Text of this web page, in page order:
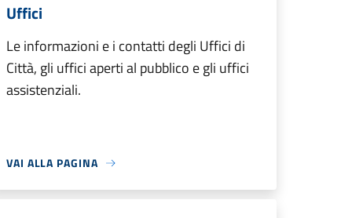
Uffici
Le informazioni e i contatti degli Uffici di
Città, gli uffici aperti al pubblico e gli uffici
assistenziali.
VAI ALLA PAGINA